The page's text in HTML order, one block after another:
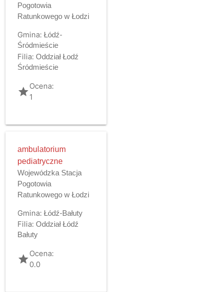
Pogotowia
Ratunkowego w Łodzi
Gmina: Łódź-
Śródmieście
Filia: Oddział Łodź
Śródmieście
gradeOcena:
1
ambulatorium
pediatryczne
Wojewódzka Stacja
Pogotowia
Ratunkowego w Łodzi
Gmina: Łódź-Bałuty
Filia: Oddział Łódź
Bałuty
gradeOcena:
0.0